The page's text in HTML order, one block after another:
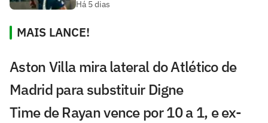
Há 5 dias
MAIS LANCE!
Aston Villa mira lateral do Atlético de
Madrid para substituir Digne
Time de Rayan vence por 10 a 1, e ex-